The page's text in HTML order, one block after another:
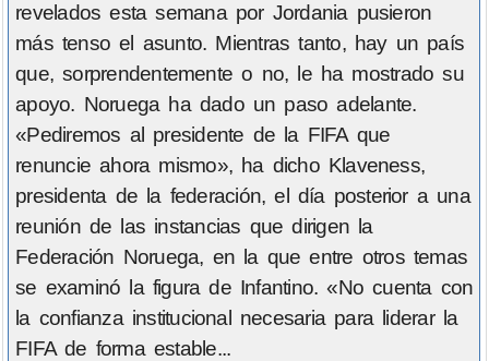
revelados esta semana por Jordania pusieron
más tenso el asunto. Mientras tanto, hay un país
que, sorprendentemente o no, le ha mostrado su
apoyo. Noruega ha dado un paso adelante.
«Pediremos al presidente de la FIFA que
renuncie ahora mismo», ha dicho Klaveness,
presidenta de la federación, el día posterior a una
reunión de las instancias que dirigen la
Federación Noruega, en la que entre otros temas
se examinó la figura de Infantino. «No cuenta con
la confianza institucional necesaria para liderar la
FIFA de forma estable...